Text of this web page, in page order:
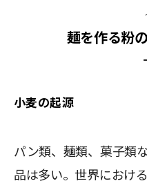
麺を作る粉
小麦の起源
パン類、麺類、菓子類
品は多い。世界におけ